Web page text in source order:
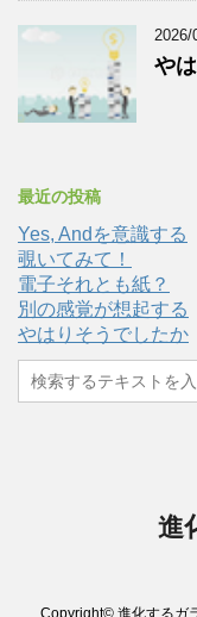
2026/
や
最近の投稿
Yes, Andを意識する
覗いてみて！
電子それとも紙？
別の感覚が想起する
やはりそうでしたか
進